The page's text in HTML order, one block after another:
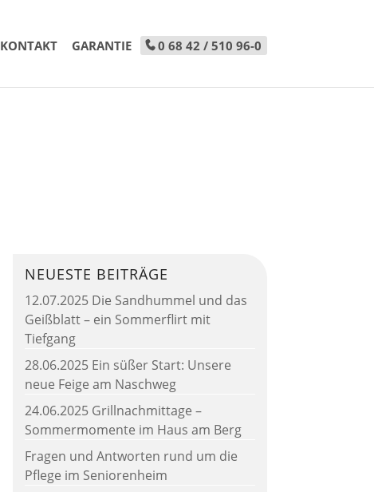
KONTAKT GARANTIE 0 68 42 / 510 96-0
NEUESTE BEITRÄGE
12.07.2025 Die Sandhummel und das
Geißblatt – ein Sommerflirt mit
Tiefgang
28.06.2025 Ein süßer Start: Unsere
neue Feige am Naschweg
24.06.2025 Grillnachmittage –
Sommermomente im Haus am Berg
Fragen und Antworten rund um die
Pflege im Seniorenheim